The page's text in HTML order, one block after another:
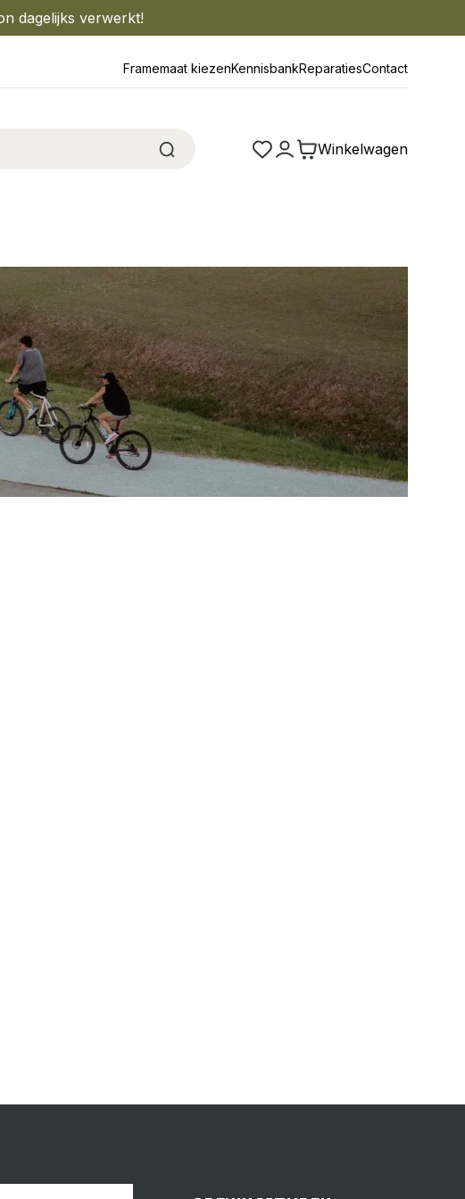
dagelijks verwerkt!
Framemaat kiezenKennisbankReparatiesContact
Winkelwagen